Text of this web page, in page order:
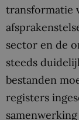
transformatie
sector en de
steeds
bestanden
registers